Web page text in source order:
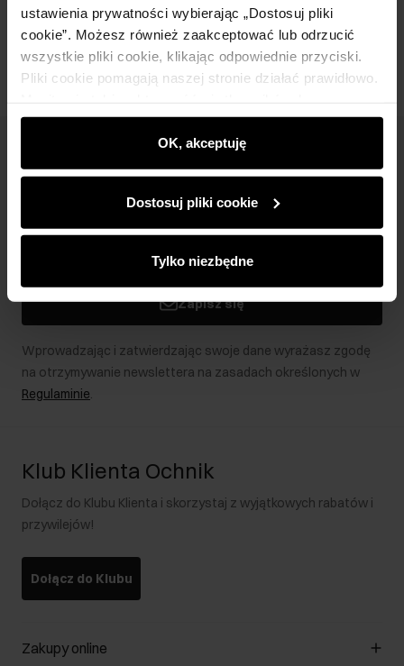
ustawienia prywatności wybierając „Dostosuj pliki
cookie”. Możesz również zaakceptować lub odrzucić
wszystkie pliki cookie, klikając odpowiednie przyciski.
Pliki cookie pomagają naszej stronie działać prawidłowo.
wyświetlać im dopasowane do ich preferencji treści,
rekomendacje oraz komunikaty reklamowe informujące o
najnowszych promocjach w e-sklepie. Informacje o tym,
partnerom społecznościowym, reklamowym i
analitycznym. Partnerzy mogą połączyć te informacje z
podczas korzystania z ich usług.
OK, akceptuję
Dostosuj pliki cookie
Tylko niezbędne
Opinie
Zapisz się
Wprowadzając i zatwierdzając swoje dane wyrażasz zgodę
na otrzymywanie newslettera na zasadach określonych w
Regulaminie.
Klub Klienta Ochnik
Dołącz do Klubu Klienta i skorzystaj z wyjątkowych rabatów i
przywilejów!
Dołącz do Klubu
Zakupy online